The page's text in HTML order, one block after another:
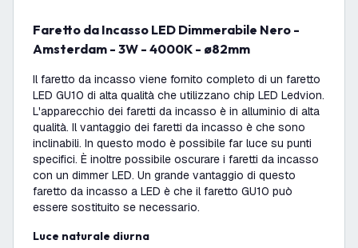
Faretto da Incasso LED Dimmerabile Nero -
Amsterdam - 3W - 4000K - ø82mm
Il faretto da incasso viene fornito completo di un faretto
LED GU10 di alta qualità che utilizzano chip LED Ledvion.
L'apparecchio dei faretti da incasso è in alluminio di alta
qualità. Il vantaggio dei faretti da incasso è che sono
inclinabili. In questo modo è possibile far luce su punti
specifici. È inoltre possibile oscurare i faretti da incasso
con un dimmer LED. Un grande vantaggio di questo
faretto da incasso a LED è che il faretto GU10 può
essere sostituito se necessario.
Luce naturale diurna